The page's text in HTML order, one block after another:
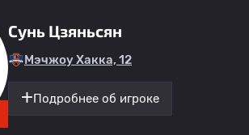
Сунь Цзяньсян
Мэчжоу Хакка, 12
Подробнее об игроке